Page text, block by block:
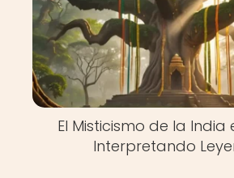
El Misticismo de la India
Interpretando